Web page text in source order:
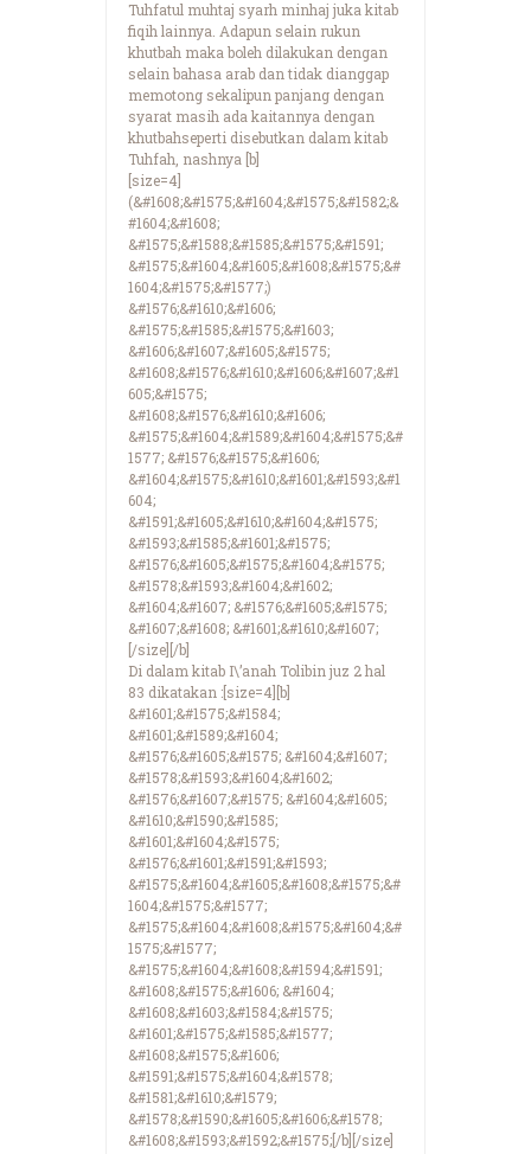
Tuhfatul muhtaj syarh minhaj juka kitab
fiqih lainnya. Adapun selain rukun
khutbah maka boleh dilakukan dengan
selain bahasa arab dan tidak dianggap
memotong sekalipun panjang dengan
syarat masih ada kaitannya dengan
khutbahseperti disebutkan dalam kitab
Tuhfah, nashnya [b]
[size=4]
(&#1608;&#1575;&#1604;&#1575;&#1582;&
#1604;&#1608;
&#1575;&#1588;&#1585;&#1575;&#1591;
&#1575;&#1604;&#1605;&#1608;&#1575;&#
1604;&#1575;&#1577;)
&#1576;&#1610;&#1606;
&#1575;&#1585;&#1575;&#1603;
&#1606;&#1607;&#1605;&#1575;
&#1608;&#1576;&#1610;&#1606;&#1607;&#1
605;&#1575;
&#1608;&#1576;&#1610;&#1606;
&#1575;&#1604;&#1589;&#1604;&#1575;&#
1577; &#1576;&#1575;&#1606;
&#1604;&#1575;&#1610;&#1601;&#1593;&#1
604;
&#1591;&#1605;&#1610;&#1604;&#1575;
&#1593;&#1585;&#1601;&#1575;
&#1576;&#1605;&#1575;&#1604;&#1575;
&#1578;&#1593;&#1604;&#1602;
&#1604;&#1607; &#1576;&#1605;&#1575;
&#1607;&#1608; &#1601;&#1610;&#1607;
[/size][/b]
Di dalam kitab I\’anah Tolibin juz 2 hal
83 dikatakan :[size=4][b]
&#1601;&#1575;&#1584;
&#1601;&#1589;&#1604;
&#1576;&#1605;&#1575; &#1604;&#1607;
&#1578;&#1593;&#1604;&#1602;
&#1576;&#1607;&#1575; &#1604;&#1605;
&#1610;&#1590;&#1585;
&#1601;&#1604;&#1575;
&#1576;&#1601;&#1591;&#1593;
&#1575;&#1604;&#1605;&#1608;&#1575;&#
1604;&#1575;&#1577;
&#1575;&#1604;&#1608;&#1575;&#1604;&#
1575;&#1577;
&#1575;&#1604;&#1608;&#1594;&#1591;
&#1608;&#1575;&#1606; &#1604;
&#1608;&#1603;&#1584;&#1575;
&#1601;&#1575;&#1585;&#1577;
&#1608;&#1575;&#1606;
&#1591;&#1575;&#1604;&#1578;
&#1581;&#1610;&#1579;
&#1578;&#1590;&#1605;&#1606;&#1578;
&#1608;&#1593;&#1592;&#1575;[/b][/size]